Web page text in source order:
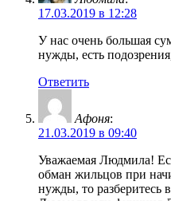
17.03.2019 в 12:28
У нас очень большая
нужды, есть
Ответить
Афоня:
21.03.2019 в 09:40
Уважаемая Людмила!
обман жильцов при
нужды, то разберитесь